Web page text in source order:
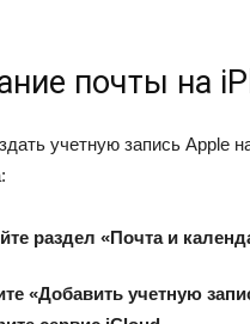
почты на
учетную запись Apple
раздел «Почта и
«Добавить учетную